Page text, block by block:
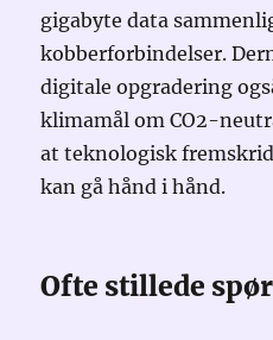
gigabyte data
kobberforbindelser.
digitale opgradering
klimamål om CO2-
at teknologisk
kan gå hånd i hånd.
Ofte stillede